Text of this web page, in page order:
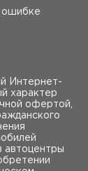
ошибке
Интернет-
характер
офертой,
автоцентры